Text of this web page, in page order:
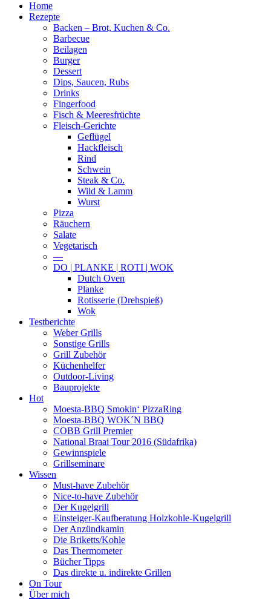
Home
Rezepte
Backen – Brot, Kuchen & Co.
Barbecue
Beilagen
Burger
Dessert
Dips, Saucen, Rubs
Drinks
Fingerfood
Fisch & Meeresfrüchte
Fleisch-Gerichte
Geflügel
Hackfleisch
Rind
Schwein
Steak & Co.
Wild & Lamm
Wurst
Pizza
Räuchern
Salate
Vegetarisch
—
DO | PLANKE | ROTI | WOK
Dutch Oven
Planke
Rotisserie (Drehspieß)
Wok
Testberichte
Weber Grills
Sonstige Grills
Grill Zubehör
Küchenhelfer
Outdoor-Living
Bauprojekte
Hot
Moesta-BBQ Smokin‘ PizzaRing
Moesta-BBQ WOK´N BBQ
COBB Grill Premier
National Braai Tour 2016 (Südafrika)
Gewinnspiele
Grillseminare
Wissen
Must-have Zubehör
Nice-to-have Zubehör
Der Kugelgrill
Einsteiger-Kaufberatung Holzkohle-Kugelgrill
Der Anzündkamin
Die Briketts/Kohle
Das Thermometer
Bücher Tipps
Das direkte u. indirekte Grillen
On Tour
Über mich